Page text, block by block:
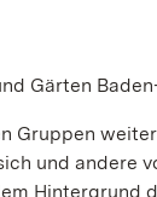
Gärten
Gruppen
und andere